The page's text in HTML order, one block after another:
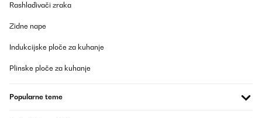
Rashlađivači zraka
Zidne nape
Indukcijske ploče za kuhanje
Plinske ploče za kuhanje
Popularne teme